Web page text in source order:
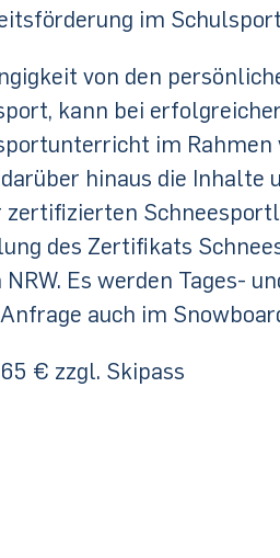
im
von den
kann bei
im
hinaus die Inhalte
zertifizierten
des Zertifikats
NRW. Es werden Tages-
auch im
€ zzgl. Skipass